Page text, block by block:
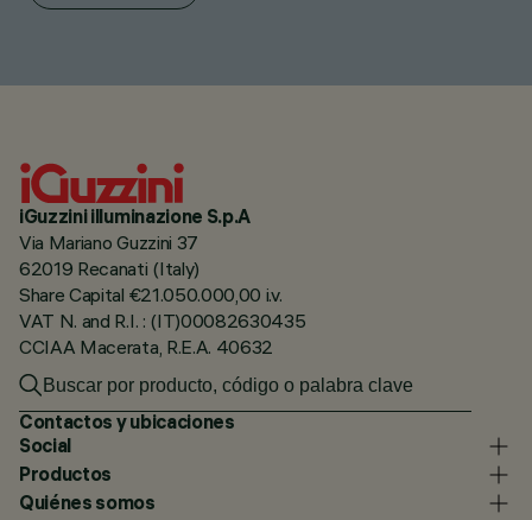
iGuzzini illuminazione S.p.A
Via Mariano Guzzini 37
62019 Recanati (Italy)
Share Capital €21.050.000,00 i.v.
VAT N. and R.I. : (IT)00082630435
CCIAA Macerata, R.E.A. 40632
Contactos y ubicaciones
Social
Productos
Quiénes somos